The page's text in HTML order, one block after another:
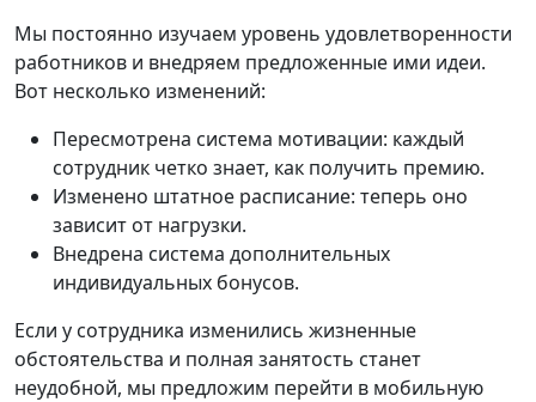
Мы постоянно изучаем уровень удовлетворенности
работников и внедряем предложенные ими идеи.
Вот несколько изменений:
Пересмотрена система мотивации: каждый
сотрудник четко знает, как получить премию.
Изменено штатное расписание: теперь оно
зависит от нагрузки.
Внедрена система дополнительных
индивидуальных бонусов.
Если у сотрудника изменились жизненные
обстоятельства и полная занятость станет
неудобной, мы предложим перейти в мобильную